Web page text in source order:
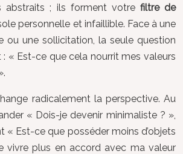
abstraits ; ils forment votre filtre de
personnelle et infaillible. Face à une
ou une sollicitation, la seule question
« Est-ce que cela nourrit mes valeurs
radicalement la perspective. Au
« Dois-je devenir minimaliste ? »,
« Est-ce que posséder moins d’objets
vivre plus en accord avec ma valeur